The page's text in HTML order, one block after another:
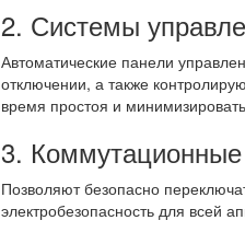
2. Системы
Автоматические панели
отключении, а также
время простоя и
3.
Позволяют безопасно
электробезопасность для всей